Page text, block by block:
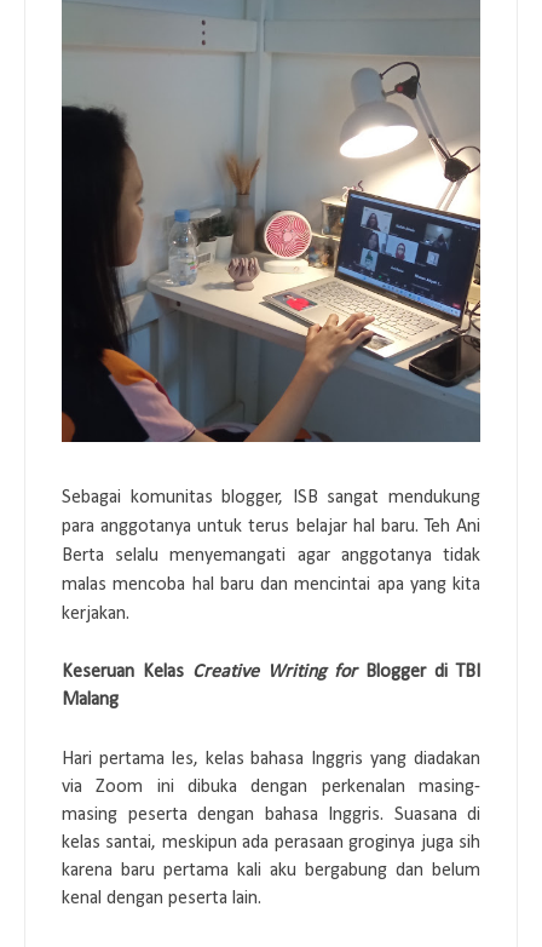
Sebagai komunitas blogger, ISB sangat mendukung
para anggotanya untuk terus belajar hal baru. Teh Ani
Berta selalu menyemangati agar anggotanya tidak
malas mencoba hal baru dan mencintai apa yang kita
kerjakan.
Keseruan Kelas Creative Writing forBlogger di TBI
Malang
Hari pertama les, kelas bahasa Inggris yang diadakan
via Zoom ini dibuka dengan perkenalan masing-
masing peserta dengan bahasa Inggris. Suasana di
kelas santai, meskipun ada perasaan groginya juga sih
karena baru pertama kali aku bergabung dan belum
kenal dengan peserta lain.